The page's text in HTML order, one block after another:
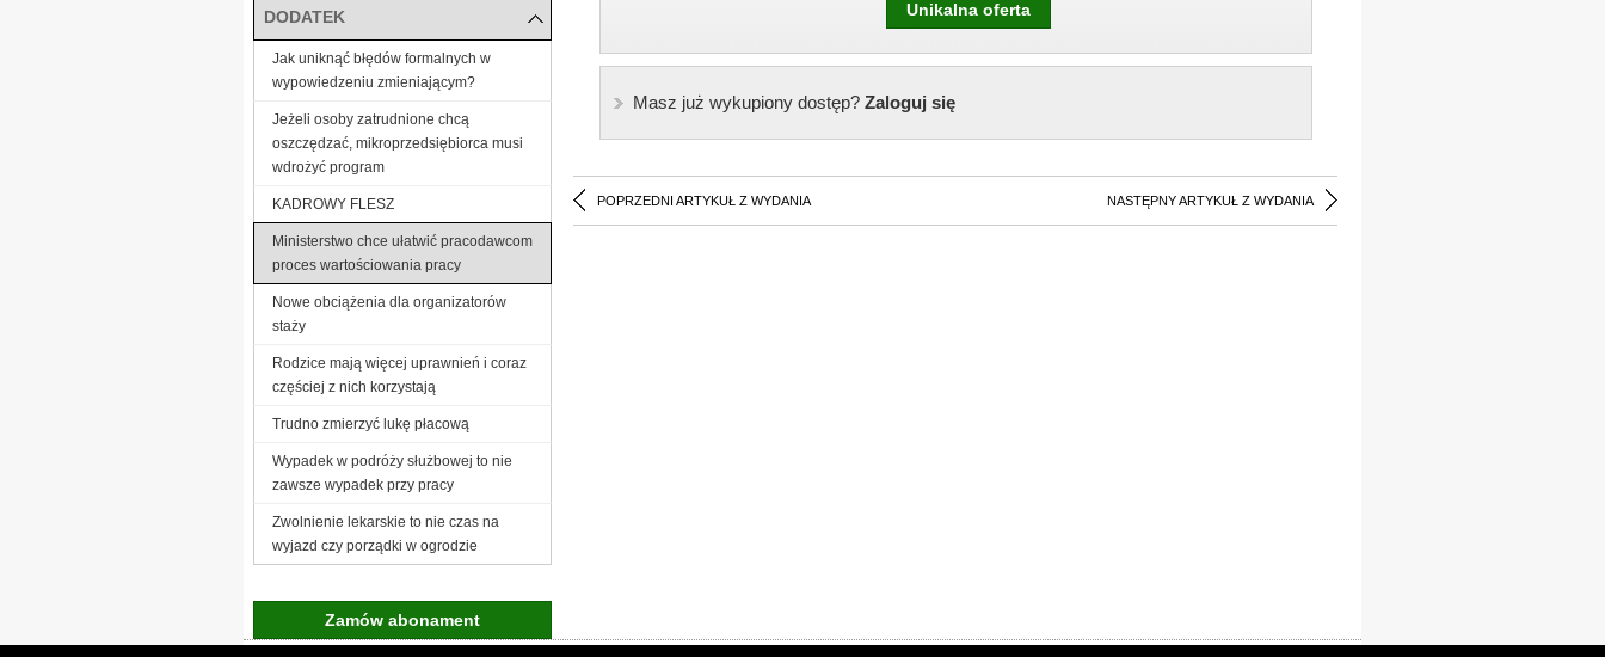
Unikalna oferta
Masz już wykupiony dostęp?Zaloguj się
POPRZEDNI ARTYKUŁ Z WYDANIA NASTĘPNY ARTYKUŁ Z WYDANIA
DODATEK
Jak uniknąć błędów formalnych w
wypowiedzeniu zmieniającym?
Jeżeli osoby zatrudnione chcą
oszczędzać, mikroprzedsiębiorca musi
wdrożyć program
KADROWY FLESZ
Ministerstwo chce ułatwić pracodawcom
proces wartościowania pracy
Nowe obciążenia dla organizatorów
staży
Rodzice mają więcej uprawnień i coraz
częściej z nich korzystają
Trudno zmierzyć lukę płacową
Wypadek w podróży służbowej to nie
zawsze wypadek przy pracy
Zwolnienie lekarskie to nie czas na
wyjazd czy porządki w ogrodzie
Zamów abonament